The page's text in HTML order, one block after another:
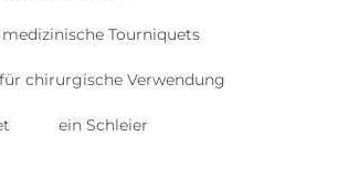
Tourniquets
chirurgische Verwendung
ein Schleier